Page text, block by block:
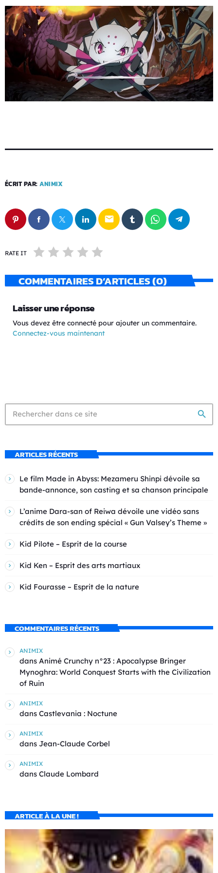
ÉCRIT PAR: ANIMIX
email
RATE IT
COMMENTAIRES D’ARTICLES (0)
Laisser une réponse
Vous devez être connecté pour ajouter un commentaire.
Connectez-vous maintenant
search
ARTICLES RÉCENTS
Le film Made in Abyss: Mezameru Shinpi dévoile sa
bande-annonce, son casting et sa chanson principale
L’anime Dara-san of Reiwa dévoile une vidéo sans
crédits de son ending spécial « Gun Valsey’s Theme »
Kid Pilote – Esprit de la course
Kid Ken – Esprit des arts martiaux
Kid Fourasse – Esprit de la nature
COMMENTAIRES RÉCENTS
ANIMIX
dans Animé Crunchy n°23 : Apocalypse Bringer
Mynoghra: World Conquest Starts with the Civilization
of Ruin
ANIMIX
dans Castlevania : Noctune
ANIMIX
dans Jean-Claude Corbel
ANIMIX
dans Claude Lombard
ARTICLE À LA UNE !